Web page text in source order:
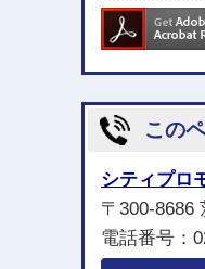
この
シティプロ
〒300-8686
電話番号：